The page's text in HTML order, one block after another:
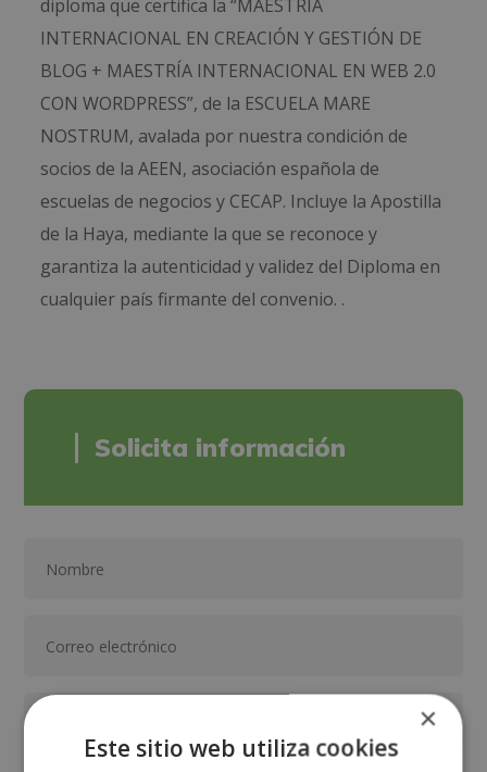
diploma que certifica la “MAESTRÍA
INTERNACIONAL EN CREACIÓN Y GESTIÓN DE
BLOG + MAESTRÍA INTERNACIONAL EN WEB 2.0
CON WORDPRESS”, de la ESCUELA MARE
NOSTRUM, avalada por nuestra condición de
socios de la AEEN, asociación española de
escuelas de negocios y CECAP. Incluye la Apostilla
de la Haya, mediante la que se reconoce y
garantiza la autenticidad y validez del Diploma en
cualquier país firmante del convenio. .
Solicita información
×
Este sitio web utiliza cookies